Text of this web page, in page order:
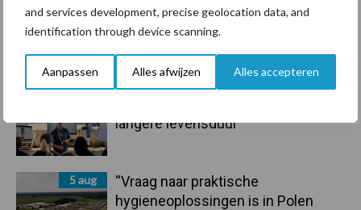
and services development, precise geolocation data, and
identification through device scanning.
Aanpassen Alles afwijzen Alles accepteren
6 aug
ForFarmers ziet volume en
marktaandeel groeien in krimpende
Nederlandse markt
langere levensduur
5 aug
“Vraag naar praktische
hygieneoplossingen is in Polen